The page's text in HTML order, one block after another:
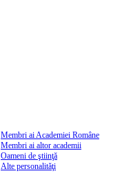
Membri ai Academiei Române
Membri ai altor academii
Oameni de ştiinţă
Alte personalităţi